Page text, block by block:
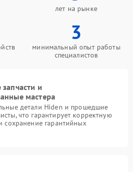
лет на рынке
3
минимальный опыт работы
специалистов
и
мастера
детали Hiden и прошедшие
что гарантирует корректную
сохранение гарантийных